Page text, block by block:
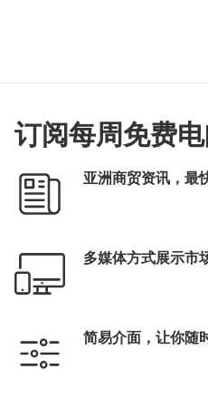
订阅每周免费
亚洲商贸资讯，最
多媒体方式展示市
简易介面，让你随